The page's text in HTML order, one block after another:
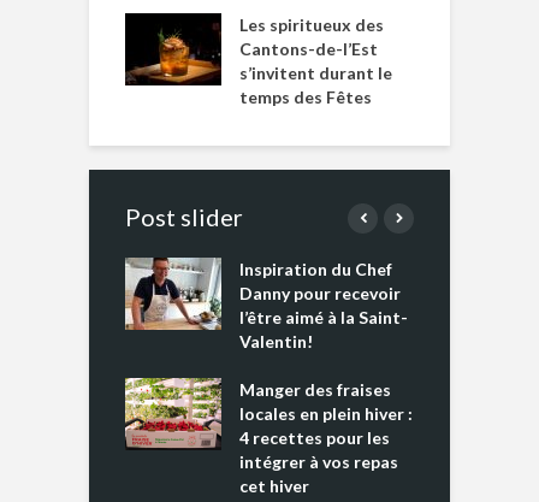
Les spiritueux des
Cantons-de-l’Est
s’invitent durant le
temps des Fêtes
Post slider
Inspiration du Chef
Danny pour recevoir
l’être aimé à la Saint-
Valentin!
Manger des fraises
locales en plein hiver :
4 recettes pour les
intégrer à vos repas
cet hiver